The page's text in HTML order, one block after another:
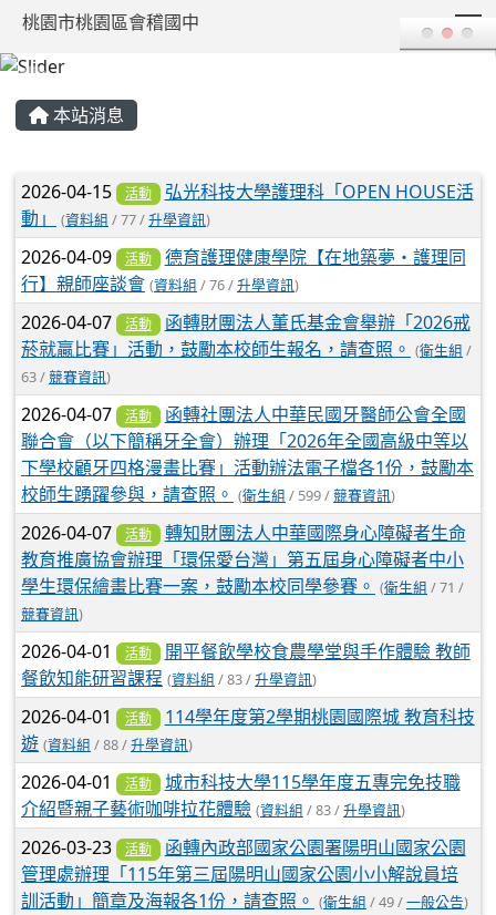
桃園市桃園區會稽國中
本站消息
文章列表
2026-04-15 活動
弘光科技大學護理科「OPEN HOUSE活
動」
(資料組 / 77 /升學資訊)
2026-04-09 活動
德育護理健康學院【在地築夢・護理同
行】親師座談會 (資料組 / 76 /升學資訊)
2026-04-07 活動
函轉財團法人董氏基金會舉辦「2026戒
菸就贏比賽」活動，鼓勵本校師生報名，請查照。 (衛生組 /
63 /競賽資訊)
2026-04-07 活動
函轉社團法人中華民國牙醫師公會全國
聯合會（以下簡稱牙全會）辦理「2026年全國高級中等以
下學校顧牙四格漫畫比賽」活動辦法電子檔各1份，鼓勵本
校師生踴躍參與，請查照。 (衛生組 / 599 /競賽資訊)
2026-04-07 活動
轉知財團法人中華國際身心障礙者生命
教育推廣協會辦理「環保愛台灣」第五屆身心障礙者中小
學生環保繪畫比賽一案，鼓勵本校同學參賽。 (衛生組 / 71 /
競賽資訊)
2026-04-01 活動
開平餐飲學校食農學堂與手作體驗 教師
餐飲知能研習課程 (資料組 / 83 /升學資訊)
2026-04-01 活動
114學年度第2學期桃園國際城 教育科技
遊 (資料組 / 88 /升學資訊)
2026-04-01 活動
城市科技大學115學年度五專完免技職
介紹暨親子藝術咖啡拉花體驗 (資料組 / 83 /升學資訊)
2026-03-23 活動
函轉內政部國家公園署陽明山國家公園
管理處辦理「115年第三屆陽明山國家公園小小解說員培
訓活動」簡章及海報各1份，請查照。 (衛生組 / 49 /一般公告)